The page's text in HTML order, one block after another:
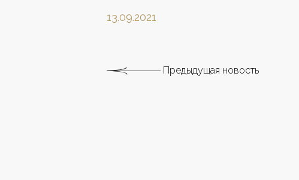
13.09.2021
Предыдущая новость